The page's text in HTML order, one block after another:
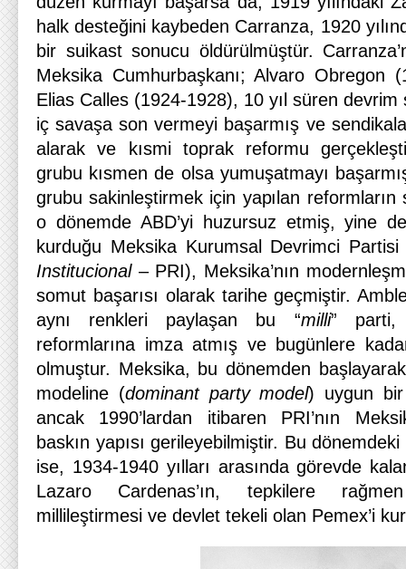
halk desteğini kaybeden Carranza, 1920
bir suikast sonucu öldürülmüştür.
Meksika Cumhurbaşkanı; Alvaro Obregon
Elias Calles (1924-1928), 10 yıl süren devrim
iç savaşa son vermeyi başarmış ve
alarak ve kısmi toprak reformu
grubu kısmen de olsa yumuşatmayı
grubu sakinleştirmek için yapılan reformların
o dönemde ABD’yi huzursuz etmiş, yine
kurduğu Meksika Kurumsal Devrimci
Institucional– PRI), Meksika’nın
somut başarısı olarak tarihe geçmiştir.
aynı renkleri paylaşan bu “milli” parti,
reformlarına imza atmış ve bugünlere
olmuştur. Meksika, bu dönemden
modeline (dominant party model) uygun
ancak 1990’lardan itibaren PRI’nın
baskın yapısı gerileyebilmiştir. Bu
ise, 1934-1940 yılları arasında görevde
Lazaro Cardenas’ın, tepkilere
millileştirmesi ve devlet tekeli olan Pemex’i